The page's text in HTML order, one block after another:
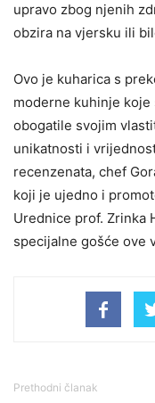
upravo zbog njenih
obzira na vjersku ili
Ovo je kuharica s
moderne kuhinje
obogatile svojim
unikatnosti i
recenzenata, chef
koji je ujedno i
Urednice prof. Zrinka
specijalne gošće ove
Prethodni članak